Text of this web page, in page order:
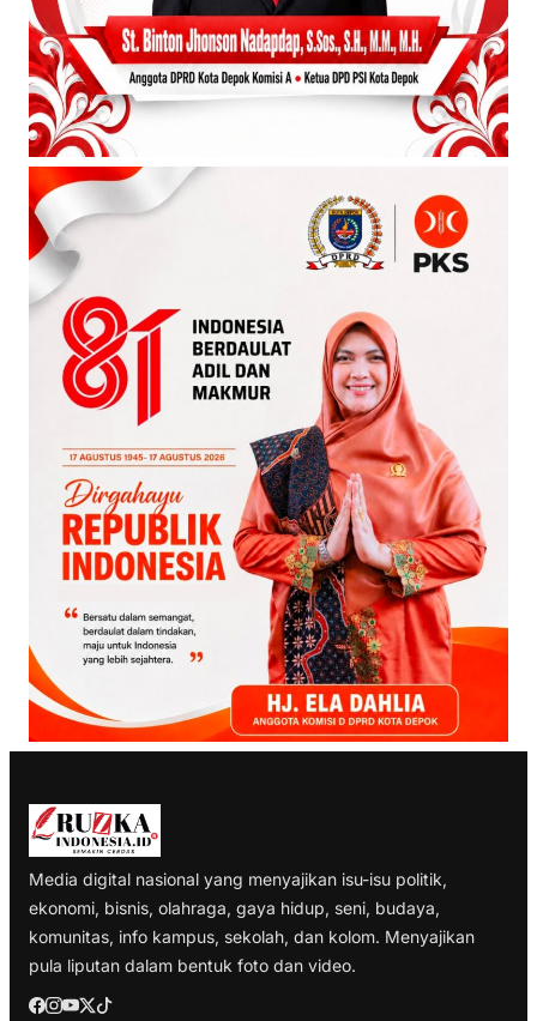
Media digital nasional yang menyajikan isu-isu politik,
ekonomi, bisnis, olahraga, gaya hidup, seni, budaya,
komunitas, info kampus, sekolah, dan kolom. Menyajikan
pula liputan dalam bentuk foto dan video.